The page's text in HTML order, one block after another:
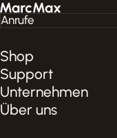
MarcMax Shop
Shop
Support
Unternehmen
Über uns
Anrufe